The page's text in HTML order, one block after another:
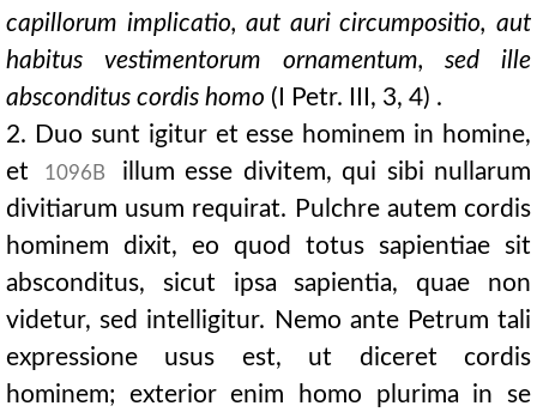
capillorum implicatio, aut auri circumpositio, aut
habitus vestimentorum ornamentum, sed ille
absconditus cordis homo (I Petr. III, 3, 4) .
2. Duo sunt igitur et esse hominem in homine,
et
1096B
illum esse divitem, qui sibi nullarum
divitiarum usum requirat. Pulchre autem cordis
hominem dixit, eo quod totus sapientiae sit
absconditus, sicut ipsa sapientia, quae non
videtur, sed intelligitur. Nemo ante Petrum tali
expressione usus est, ut diceret cordis
hominem; exterior enim homo plurima in se